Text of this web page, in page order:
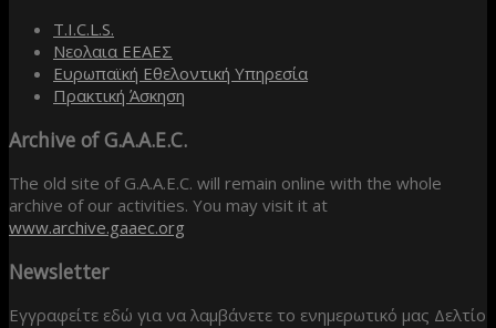
T.I.C.L.S.
Νεολαια ΕΕΑΕΣ
Ευρωπαϊκή Εθελοντική Υπηρεσία
Πρακτική Άσκηση
Archive of G.A.A.E.C.
The old site of G.A.A.E.C. will remain online with the whole
archive of our activities. You may visit it at
www.archive.gaaec.org
Newsletter
Εγγραφείτε εδώ για να λαμβάνετε το ενημερωτικό μας Δελτίο